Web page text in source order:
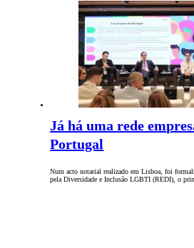
Já há uma rede
Portugal
Num acto notarial realizado em Lisboa, foi
pela Diversidade e Inclusão LGBTI (REDI), o